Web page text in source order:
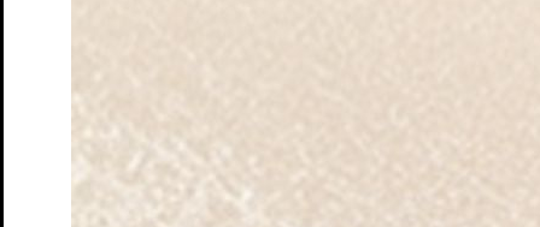
Impressum
AGBs & Datenschutz